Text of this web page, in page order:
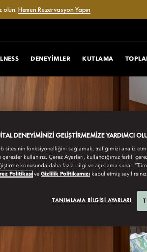
olun. Hemen Rezervasyon Yapın
DENEYIMLER KUTLAMA
DENEYIMINIZI GELIŞTIRMEMIZE YARDIMCI
sitesinin fonksiyonelliğini sağlamak, trafiğimizi analiz
çerezler kullanırız. Çerez Ayarları, kullandığımız farklı
konusunda daha fazla bilgi ve açıklama sunar.
Politikası ve Gizlilik Politikamızı kabul etmiş sayılırsınız.
TANIMLAMA BILGISI AYARLARI